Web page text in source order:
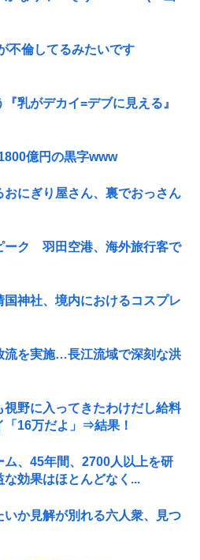
不倫してるみたいです
『乳がデカイ=デブに見える』
億円の黒字www
おにぎり屋さん、裏でおっさん
ーク 羽田空港、海外旅行客で
国神社、境内におけるコスプレ
流を実施…長江流域で深刻な洪
野に入ってきたわけだし給料
「16万だよ」⇒結果！
ム、45年間、2700人以上を研
効果はほとんどなく...
いか見解が別れる六人衆、見つ